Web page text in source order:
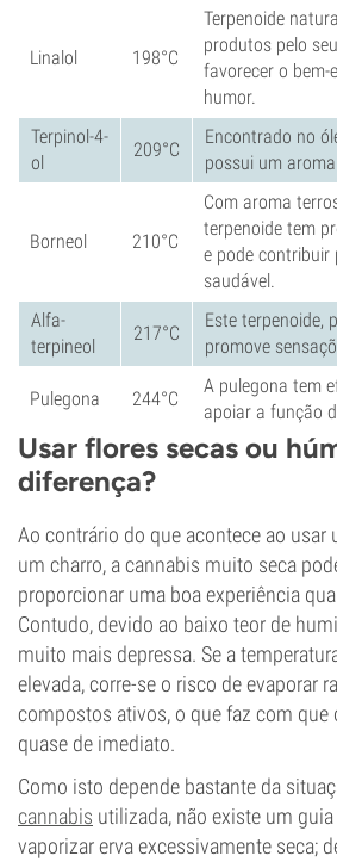
Linalol 198°C
Terpenoide
produtos pelo
favorecer o bem-
humor.
Terpinol-4-
ol
209°C
Encontrado no
possui um
Borneol 210°C
Com aroma
terpenoide tem
e pode contribuir
saudável.
Alfa-
terpineol
217°C
Este terpenoide,
promove
Pulegona 244°C
A pulegona tem
apoiar a função
Usar flores secas ou
diferença?
Ao contrário do que acontece ao usar
um charro, a cannabis muito seca
proporcionar uma boa experiência
Contudo, devido ao baixo teor de
muito mais depressa. Se a
elevada, corre-se o risco de evaporar
compostos ativos, o que faz com que
quase de imediato.
Como isto depende bastante da
cannabis utilizada, não existe um
vaporizar erva excessivamente seca;